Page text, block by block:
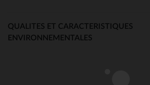
QUALITES ET CARACTERISTIQUES
ENVIRONNEMENTALES